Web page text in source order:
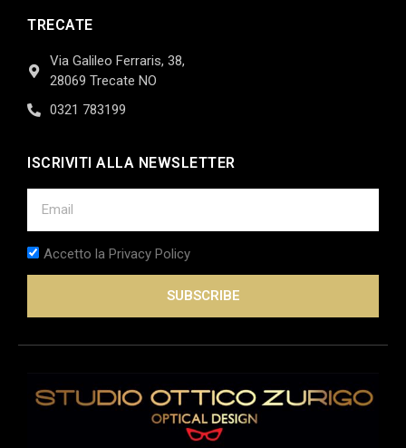
TRECATE
Via Galileo Ferraris, 38,
28069 Trecate NO
0321 783199
ISCRIVITI ALLA NEWSLETTER
Accetto la Privacy Policy
SUBSCRIBE